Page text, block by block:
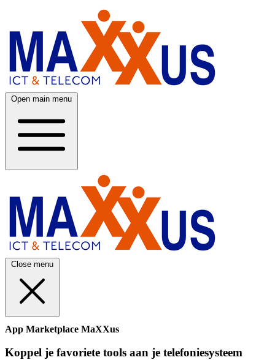
Open main menu
Close menu
App Marketplace MaXXus
Koppel je favoriete tools aan je telefoniesysteem